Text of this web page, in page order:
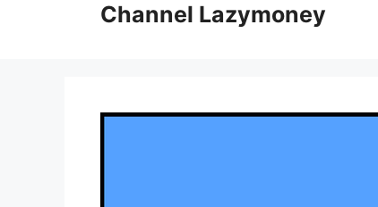
Channel Lazymoney